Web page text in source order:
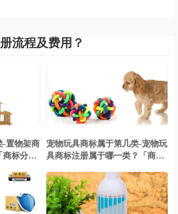
流程及费用？
-置物架商
商标分
宠物玩具商标属于第几类-宠物玩
具商标注册属于哪一类？「商标